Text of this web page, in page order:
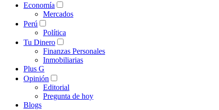
Economía
Mercados
Perú
Política
Tu Dinero
Finanzas Personales
Inmobiliarias
Plus G
Opinión
Editorial
Pregunta de hoy
Blogs